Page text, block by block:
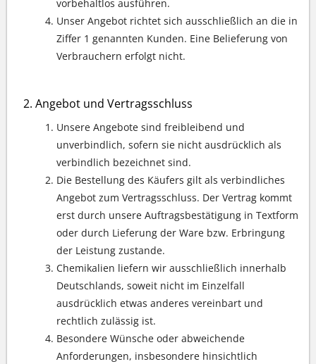
vorbehaltlos ausführen.
Unser Angebot richtet sich ausschließlich an die in
Ziffer 1 genannten Kunden. Eine Belieferung von
Verbrauchern erfolgt nicht.
Angebot und Vertragsschluss
Unsere Angebote sind freibleibend und
unverbindlich, sofern sie nicht ausdrücklich als
verbindlich bezeichnet sind.
Die Bestellung des Käufers gilt als verbindliches
Angebot zum Vertragsschluss. Der Vertrag kommt
erst durch unsere Auftragsbestätigung in Textform
oder durch Lieferung der Ware bzw. Erbringung
der Leistung zustande.
Chemikalien liefern wir ausschließlich innerhalb
Deutschlands, soweit nicht im Einzelfall
ausdrücklich etwas anderes vereinbart und
rechtlich zulässig ist.
Besondere Wünsche oder abweichende
Anforderungen, insbesondere hinsichtlich